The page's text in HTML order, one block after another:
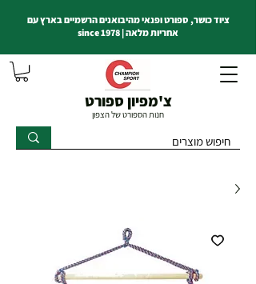
צ'מפיון ספורט
חנות הספורט של הצפון
ציוד כושר, ספורט ופנאי מהיבואנים הרשמיים בארץ עם
אחריות מלאה | since 1978